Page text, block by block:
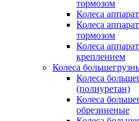
тормозом
Колеса
Колеса
тормозом
Колеса
креплением
Колеса
Колеса
(полиуретан)
Колеса
обрезиненые